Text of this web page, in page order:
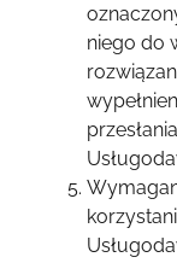
niego do